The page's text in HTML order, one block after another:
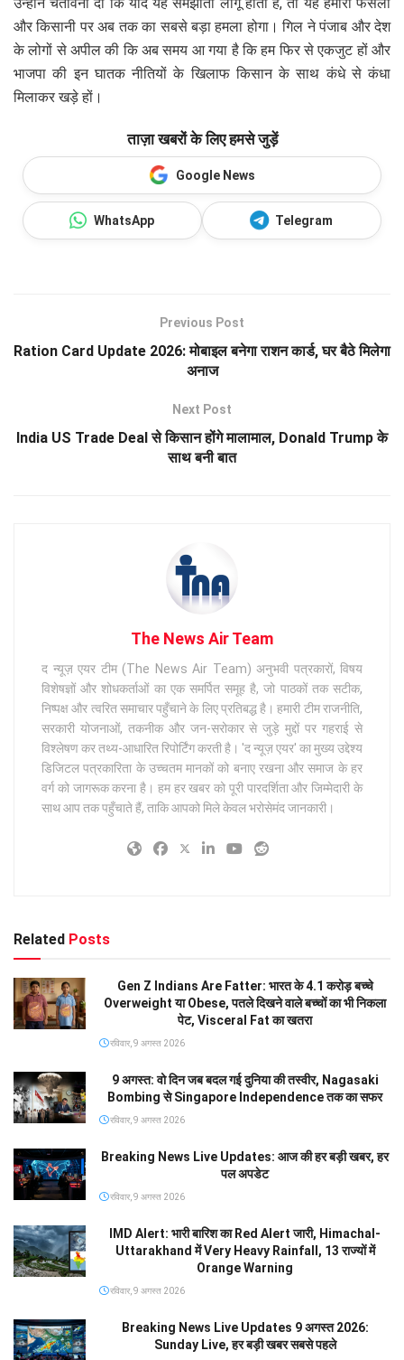
और किसानी पर अब तक का सबसे बड़ा हमला होगा। गिल ने पंजाब और देश
के लोगों से अपील की कि अब समय आ गया है कि हम फिर से एकजुट हों और
भाजपा की इन घातक नीतियों के खिलाफ किसान के साथ कंधे से कंधा
मिलाकर खड़े हों।
ताज़ा खबरों के लिए हमसे जुड़ें
Google News
WhatsApp Telegram
Previous Post
Ration Card Update 2026: मोबाइल बनेगा राशन कार्ड, घर बैठे मिलेगा
अनाज
Next Post
India US Trade Deal से किसान होंगे मालामाल, Donald Trump के
साथ बनी बात
The News Air Team
द न्यूज़ एयर टीम (The News Air Team) अनुभवी पत्रकारों, विषय
विशेषज्ञों और शोधकर्ताओं का एक समर्पित समूह है, जो पाठकों तक सटीक,
निष्पक्ष और त्वरित समाचार पहुँचाने के लिए प्रतिबद्ध है। हमारी टीम राजनीति,
सरकारी योजनाओं, तकनीक और जन-सरोकार से जुड़े मुद्दों पर गहराई से
विश्लेषण कर तथ्य-आधारित रिपोर्टिंग करती है। 'द न्यूज़ एयर' का मुख्य उद्देश्य
डिजिटल पत्रकारिता के उच्चतम मानकों को बनाए रखना और समाज के हर
वर्ग को जागरूक करना है। हम हर खबर को पूरी पारदर्शिता और जिम्मेदारी के
साथ आप तक पहुँचाते हैं, ताकि आपको मिले केवल भरोसेमंद जानकारी।
Related Posts
Gen Z Indians Are Fatter: भारत के 4.1 करोड़ बच्चे
Overweight या Obese, पतले दिखने वाले बच्चों का भी निकला
पेट, Visceral Fat का खतरा
रविवार, 9 अगस्त 2026
9 अगस्त: वो दिन जब बदल गई दुनिया की तस्वीर, Nagasaki
Bombing से Singapore Independence तक का सफर
रविवार, 9 अगस्त 2026
Breaking News Live Updates: आज की हर बड़ी खबर, हर
पल अपडेट
रविवार, 9 अगस्त 2026
IMD Alert: भारी बारिश का Red Alert जारी, Himachal-
Uttarakhand में Very Heavy Rainfall, 13 राज्यों में
Orange Warning
रविवार, 9 अगस्त 2026
Breaking News Live Updates 9 अगस्त 2026:
Sunday Live, हर बड़ी खबर सबसे पहले